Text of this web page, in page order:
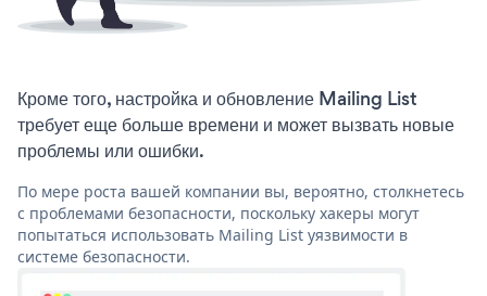
Кроме того, настройка и обновление Mailing List
требует еще больше времени и может вызвать новые
проблемы или ошибки.
По мере роста вашей компании вы, вероятно, столкнетесь
с проблемами безопасности, поскольку хакеры могут
попытаться использовать Mailing List уязвимости в
системе безопасности.